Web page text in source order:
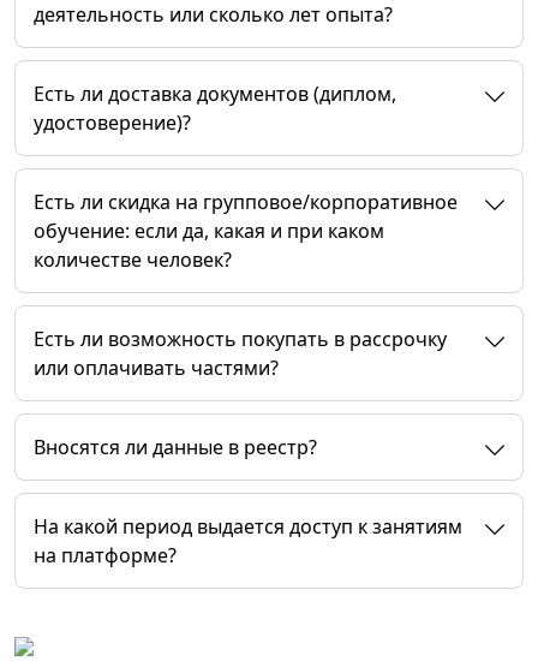
деятельность или сколько лет опыта?
Есть ли доставка документов (диплом,
удостоверение)?
Есть ли скидка на групповое/корпоративное
обучение: если да, какая и при каком
количестве человек?
Есть ли возможность покупать в рассрочку
или оплачивать частями?
Вносятся ли данные в реестр?
На какой период выдается доступ к занятиям
на платформе?